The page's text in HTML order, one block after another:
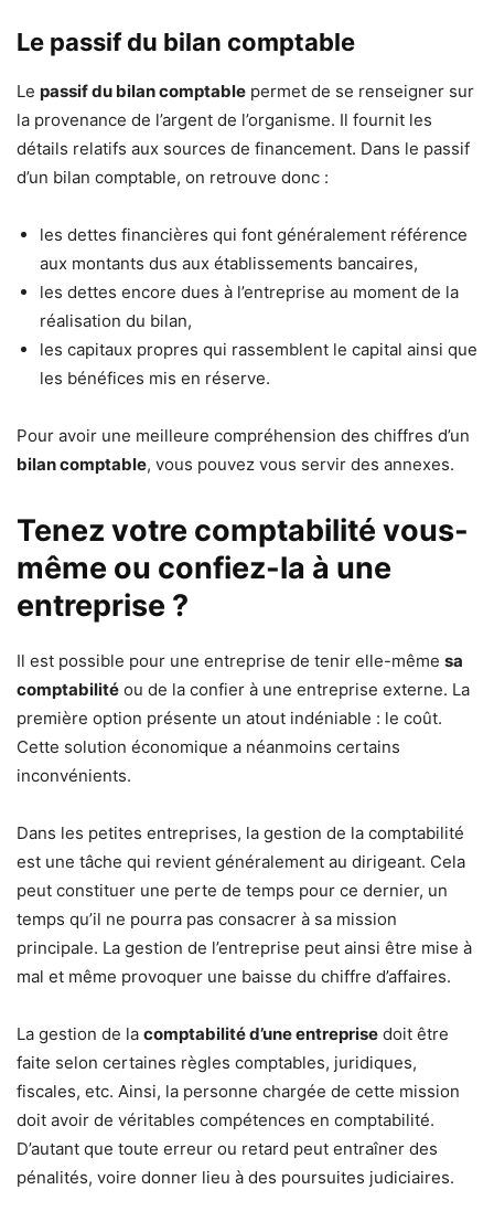
Le passif du bilan comptable
Le passif du bilan comptable permet de se renseigner sur
la provenance de l’argent de l’organisme. Il fournit les
détails relatifs aux sources de financement. Dans le passif
d’un bilan comptable, on retrouve donc :
les dettes financières qui font généralement référence
aux montants dus aux établissements bancaires,
les dettes encore dues à l’entreprise au moment de la
réalisation du bilan,
les capitaux propres qui rassemblent le capital ainsi que
les bénéfices mis en réserve.
Pour avoir une meilleure compréhension des chiffres d’un
bilan comptable, vous pouvez vous servir des annexes.
Tenez votre comptabilité vous-
même ou confiez-la à une
entreprise ?
Il est possible pour une entreprise de tenir elle-même sa
comptabilité ou de la confier à une entreprise externe. La
première option présente un atout indéniable : le coût.
Cette solution économique a néanmoins certains
inconvénients.
Dans les petites entreprises, la gestion de la comptabilité
est une tâche qui revient généralement au dirigeant. Cela
peut constituer une perte de temps pour ce dernier, un
temps qu’il ne pourra pas consacrer à sa mission
principale. La gestion de l’entreprise peut ainsi être mise à
mal et même provoquer une baisse du chiffre d’affaires.
La gestion de la comptabilité d’une entreprise doit être
faite selon certaines règles comptables, juridiques,
fiscales, etc. Ainsi, la personne chargée de cette mission
doit avoir de véritables compétences en comptabilité.
D’autant que toute erreur ou retard peut entraîner des
pénalités, voire donner lieu à des poursuites judiciaires.